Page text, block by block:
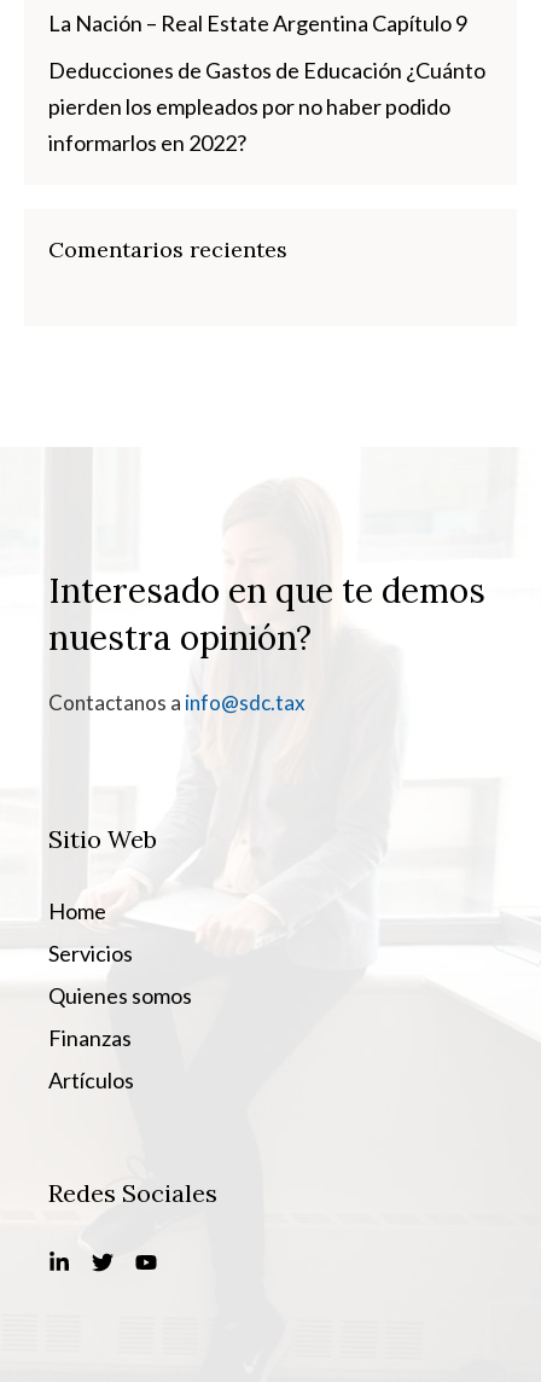
La Nación – Real Estate Argentina Capítulo 9
Deducciones de Gastos de Educación ¿Cuánto
pierden los empleados por no haber podido
informarlos en 2022?
Comentarios recientes
Interesado en que te demos
nuestra opinión?
Contactanos a info@sdc.tax
Sitio Web
Home
Servicios
Quienes somos
Finanzas
Artículos
Redes Sociales